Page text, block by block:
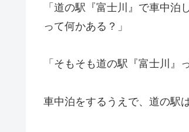
「道の駅『富士川』で車中
って何かある？」
「そもそも道の駅『富士川
車中泊をするうえで、道の駅